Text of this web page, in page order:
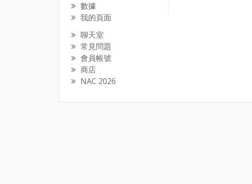
數據
我的頁面
聊天室
常見問題
會員帳號
商店
NAC 2026